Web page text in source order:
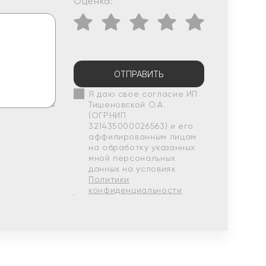
ОТПРАВИТЬ
Я даю свое согласие ИП
Тишеновской О.А.
(ОГРНИП
321435000026563) и его
аффилированным лицам
на обработку указанных
мной персональных
данных на условиях
Политики
конфиденциальности